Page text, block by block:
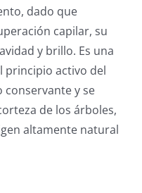
dado que
capilar, su
y brillo. Es una
principio activo del
y se
de los árboles,
altamente natural